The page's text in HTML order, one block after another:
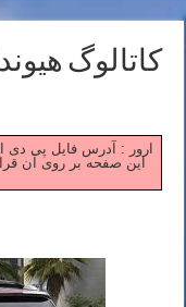
کاتالوگ
این صفحه بر روی آن